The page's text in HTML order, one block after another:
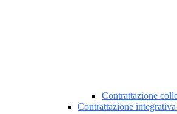
Contrattazione
Contrattazione integrativa